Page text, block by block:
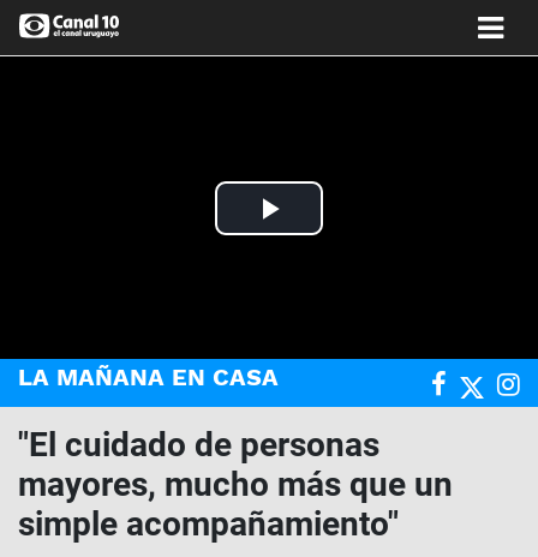
Play
LA MAÑANA EN CASA
"El cuidado de personas
mayores, mucho más que un
simple acompañamiento"